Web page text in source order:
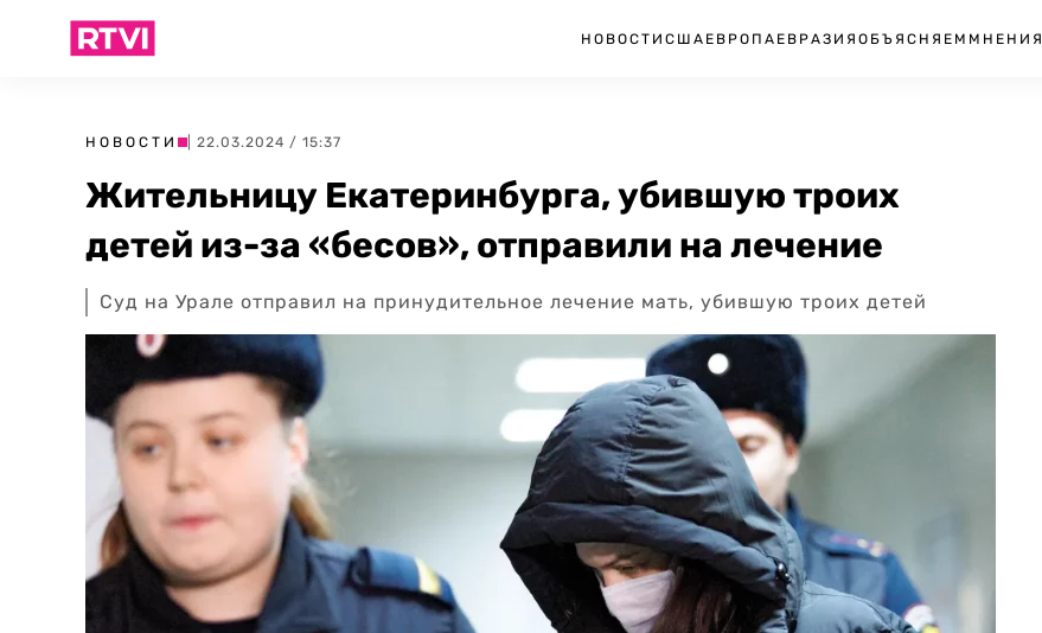
НОВОСТИ США ЕВРОПА ЕВРАЗИЯ ОБЪЯСНЯЕМ МНЕНИЯ
НОВОСТИ | 22.03.2024 / 15:37
Жительницу Екатеринбурга, убившую троих
детей из-за «бесов», отправили на лечение
Суд на Урале отправил на принудительное лечение мать, убившую троих детей